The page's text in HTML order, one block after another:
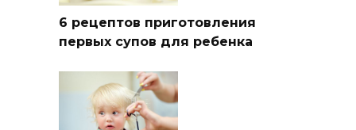
6 рецептов приготовления
первых супов для ребенка